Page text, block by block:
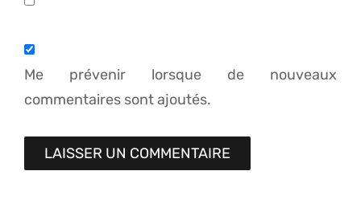
Me prévenir lorsque de nouveaux
commentaires sont ajoutés.